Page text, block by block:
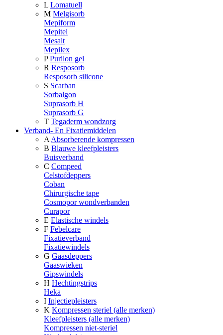
L Lomatuell
M Melgisorb
Mepiform
Mepitel
Mesalt
Mepilex
P Purilon gel
R Resposorb
Resposorb silicone
S Scarban
Sorbalgon
Suprasorb H
Suprasorb G
T Tegaderm wondzorg
Verband- En Fixatiemiddelen
A Absorberende kompressen
B Blauwe kleefpleisters
Buisverband
C Compeed
Celstofdeppers
Coban
Chirurgische tape
Cosmopor wondverbanden
Curapor
E Elastische windels
F Febelcare
Fixatieverband
Fixatiewindels
G Gaasdeppers
Gaaswieken
Gipswindels
H Hechtingstrips
Heka
I Injectiepleisters
K Kompressen steriel (alle merken)
Kleefpleisters (alle merken)
Kompressen niet-steriel